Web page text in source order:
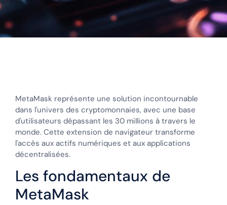
MetaMask représente une solution incontournable
dans l'univers des cryptomonnaies, avec une base
d'utilisateurs dépassant les 30 millions à travers le
monde. Cette extension de navigateur transforme
l'accès aux actifs numériques et aux applications
décentralisées.
Les fondamentaux de
MetaMask